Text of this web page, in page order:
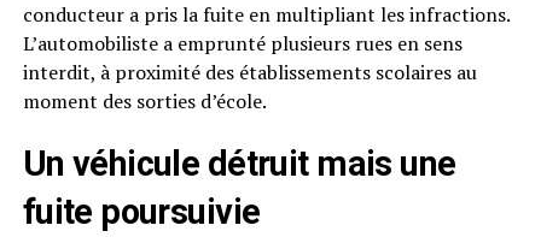
conducteur a pris la fuite en multipliant les infractions.
L’automobiliste a emprunté plusieurs rues en sens
interdit, à proximité des établissements scolaires au
moment des sorties d’école.
Un véhicule détruit mais une
fuite poursuivie